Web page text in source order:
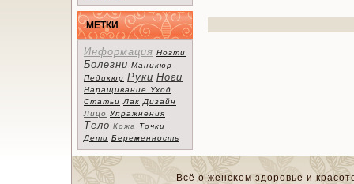
МЕТКИ
Информация Ногти
Болезни Маникюр
Педикюр Руки Ноги
Наращивание Уход
Статьи Лак Дизайн
Лицо Упражнения
Тело Кожа
Точки
Дети Беременность
Всё о женсκом здоровье и